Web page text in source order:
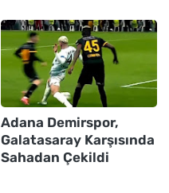
Adana Demirspor,
Galatasaray Karşısında
Sahadan Çekildi